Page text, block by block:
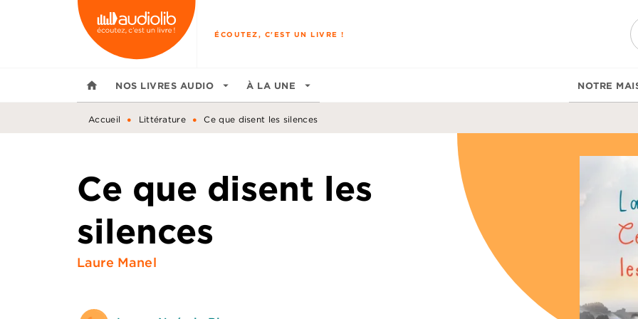
MENU RECHERCHE
ÉCOUTEZ, C'EST UN LIVRE !
home NOS LIVRES AUDIO arrow_drop_down À LA UNE arrow_drop_down NOTRE
Accueil • Littérature • Ce que disent les silences
Ce que disent les
silences
Laure Manel